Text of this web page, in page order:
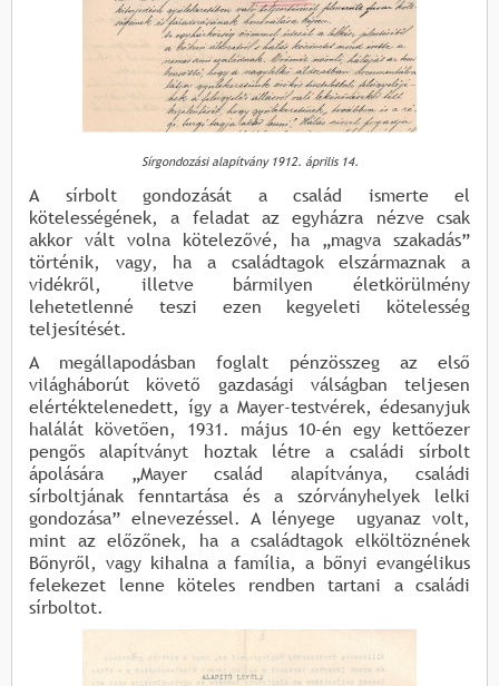
Sírgondozási alapítvány 1912. április 14.
A sírbolt gondozását a család ismerte el
kötelességének, a feladat az egyházra nézve csak
akkor vált volna kötelezővé, ha „magva szakadás”
történik, vagy, ha a családtagok elszármaznak a
vidékről, illetve bármilyen életkörülmény
lehetetlenné teszi ezen kegyeleti kötelesség
teljesítését.
A megállapodásban foglalt pénzösszeg az első
világháborút követő gazdasági válságban teljesen
elértéktelenedett, így a Mayer-testvérek, édesanyjuk
halálát követően, 1931. május 10-én egy kettőezer
pengős alapítványt hoztak létre a családi sírbolt
ápolására „Mayer család alapítványa, családi
sírboltjának fenntartása és a szórványhelyek lelki
gondozása” elnevezéssel. A lényege ugyanaz volt,
mint az előzőnek, ha a családtagok elköltöznének
Bőnyről, vagy kihalna a família, a bőnyi evangélikus
felekezet lenne köteles rendben tartani a családi
sírboltot.